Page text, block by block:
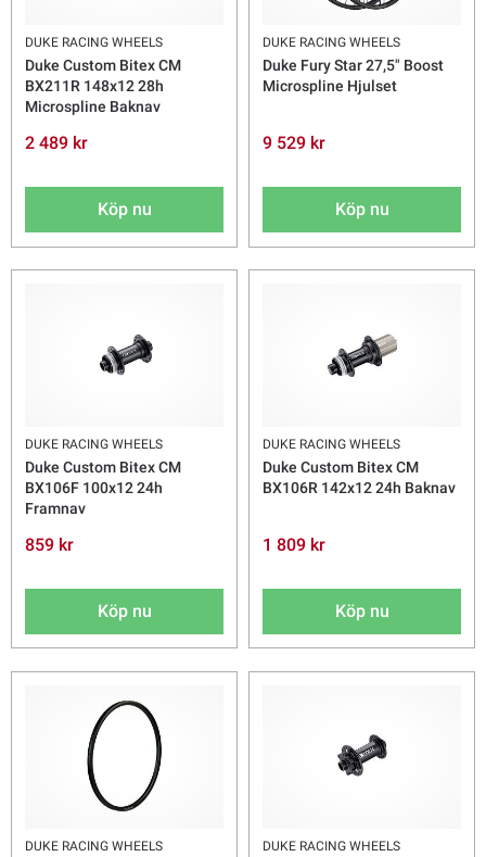
DUKE RACING WHEELS
Duke Custom Bitex CM
BX211R 148x12 28h
Microspline Baknav
2 489 kr
Köp nu
DUKE RACING WHEELS
Duke Fury Star 27,5" Boost
Microspline Hjulset
9 529 kr
Köp nu
DUKE RACING WHEELS
Duke Custom Bitex CM
BX106F 100x12 24h
Framnav
859 kr
Köp nu
DUKE RACING WHEELS
Duke Custom Bitex CM
BX106R 142x12 24h Baknav
1 809 kr
Köp nu
DUKE RACING WHEELS DUKE RACING WHEELS